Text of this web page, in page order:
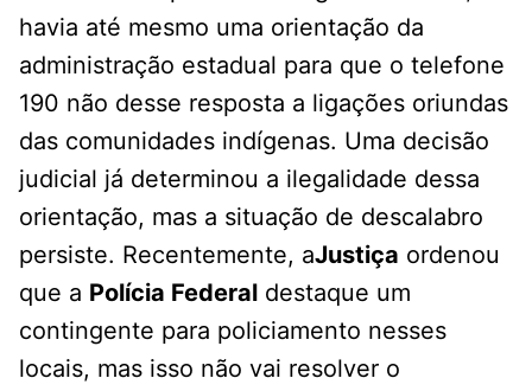
havia até mesmo uma orientação da
administração estadual para que o telefone
190 não desse resposta a ligações oriundas
das comunidades indígenas. Uma decisão
judicial já determinou a ilegalidade dessa
orientação, mas a situação de descalabro
persiste. Recentemente, aJustiça ordenou
que a Polícia Federal destaque um
contingente para policiamento nesses
locais, mas isso não vai resolver o